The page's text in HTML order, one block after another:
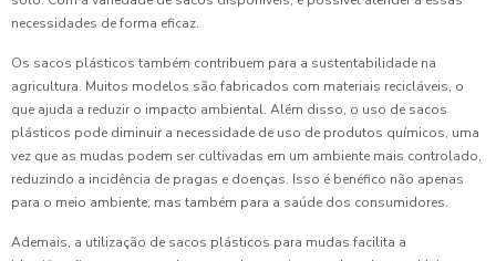
necessidades de forma eficaz.
Os sacos plásticos também contribuem para a sustentabilidade na
agricultura. Muitos modelos são fabricados com materiais recicláveis, o
que ajuda a reduzir o impacto ambiental. Além disso, o uso de sacos
plásticos pode diminuir a necessidade de uso de produtos químicos, uma
vez que as mudas podem ser cultivadas em um ambiente mais controlado,
reduzindo a incidência de pragas e doenças. Isso é benéfico não apenas
para o meio ambiente, mas também para a saúde dos consumidores.
Ademais, a utilização de sacos plásticos para mudas facilita a